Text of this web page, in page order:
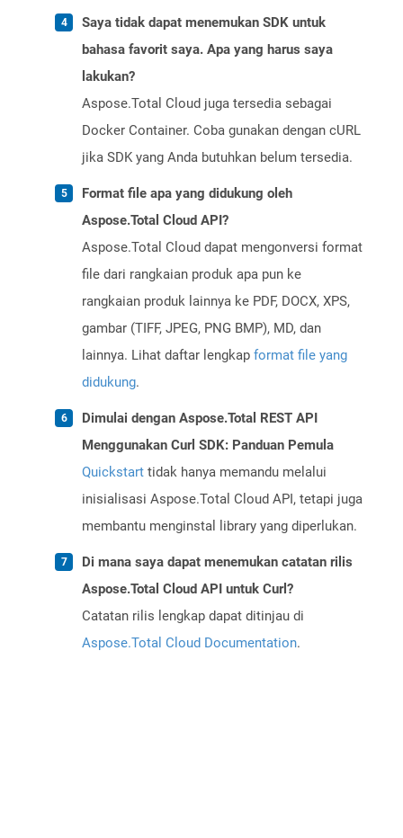
Saya tidak dapat menemukan SDK untuk
bahasa favorit saya. Apa yang harus saya
lakukan?
Aspose.Total Cloud juga tersedia sebagai
Docker Container. Coba gunakan dengan cURL
jika SDK yang Anda butuhkan belum tersedia.
Format file apa yang didukung oleh
Aspose.Total Cloud API?
Aspose.Total Cloud dapat mengonversi format
file dari rangkaian produk apa pun ke
rangkaian produk lainnya ke PDF, DOCX, XPS,
gambar (TIFF, JPEG, PNG BMP), MD, dan
lainnya. Lihat daftar lengkap format file yang
didukung.
Dimulai dengan Aspose.Total REST API
Menggunakan Curl SDK: Panduan Pemula
Quickstart tidak hanya memandu melalui
inisialisasi Aspose.Total Cloud API, tetapi juga
membantu menginstal library yang diperlukan.
Di mana saya dapat menemukan catatan rilis
Aspose.Total Cloud API untuk Curl?
Catatan rilis lengkap dapat ditinjau di
Aspose.Total Cloud Documentation.